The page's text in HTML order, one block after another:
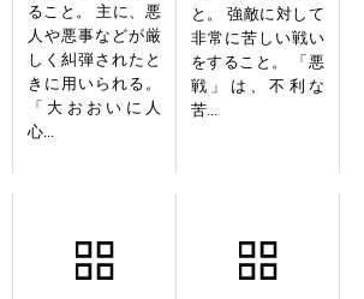
ること。 主に、悪
人や悪事などが厳
しく糾弾されたと
きに用いられる。
「大おおいに人
心...
と。 強敵に対して
非常に苦しい戦い
をすること。 「悪
戦」は、不利な
苦...